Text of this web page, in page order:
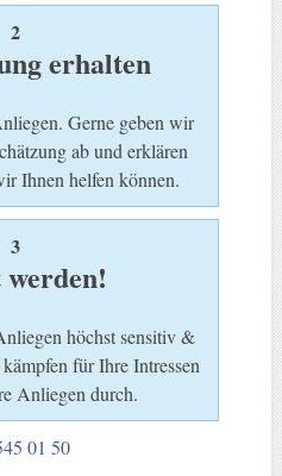
2
erhalten
Gerne geben wir
ab und erklären
Ihnen helfen können.
3
höchst sensitiv &
für Ihre Intressen
Anliegen durch.
01 50